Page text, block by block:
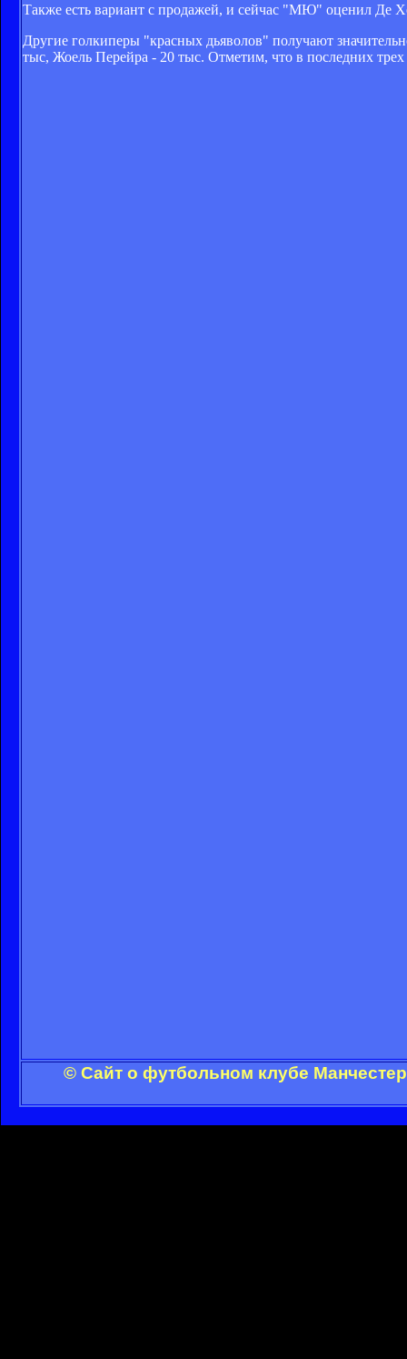
Также есть вариант с продажей, и сейчас "МЮ" оценил Де
Другие голкиперы "красных дьяволов" получают
тыс, Жоель Перейра - 20 тыс. Отметим, что в последних трех
© Сайт о футбольном клубе